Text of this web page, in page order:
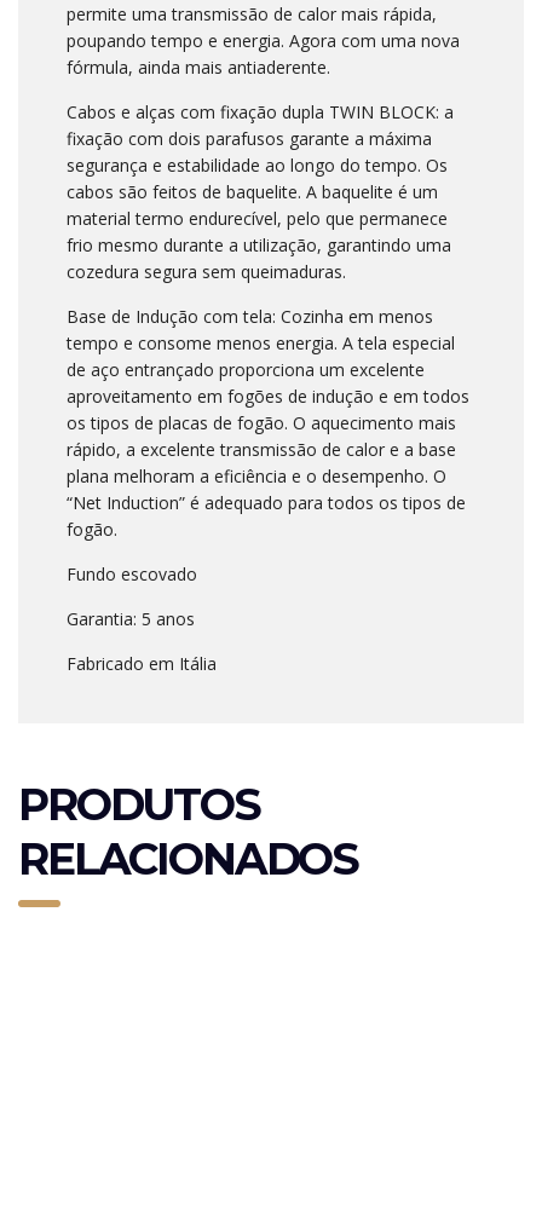
permite uma transmissão de calor mais rápida,
poupando tempo e energia. Agora com uma nova
fórmula, ainda mais antiaderente.
Cabos e alças com fixação dupla TWIN BLOCK: a
fixação com dois parafusos garante a máxima
segurança e estabilidade ao longo do tempo. Os
cabos são feitos de baquelite. A baquelite é um
material termo endurecível, pelo que permanece
frio mesmo durante a utilização, garantindo uma
cozedura segura sem queimaduras.
Base de Indução com tela: Cozinha em menos
tempo e consome menos energia. A tela especial
de aço entrançado proporciona um excelente
aproveitamento em fogões de indução e em todos
os tipos de placas de fogão. O aquecimento mais
rápido, a excelente transmissão de calor e a base
plana melhoram a eficiência e o desempenho. O
“Net Induction” é adequado para todos os tipos de
fogão.
Fundo escovado
Garantia: 5 anos
Fabricado em Itália
PRODUTOS
RELACIONADOS